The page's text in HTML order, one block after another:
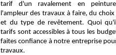
tarif d'un ravalement en
l'ampleur des travaux à faire, du
et du type de revêtement. Quoi
tarifs sont accessibles à tous les
faites confiance à notre entreprise
travaux.